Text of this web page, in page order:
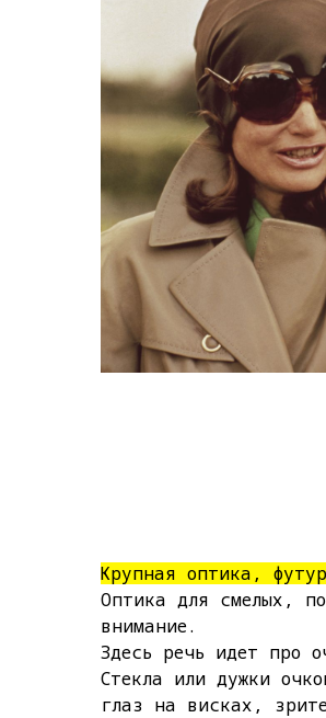
Крупная оптика,
Оптика для смелых,
внимание.
Здесь речь идет про
Стекла или дужки
глаз на висках,